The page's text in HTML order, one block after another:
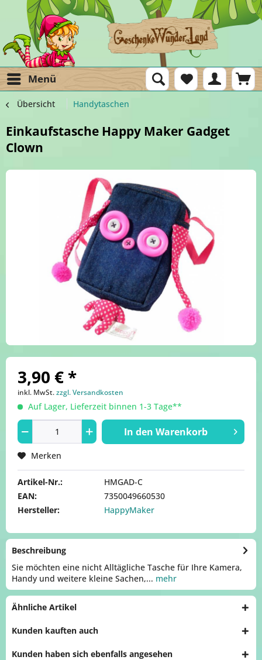
Menü
Übersicht Handytaschen
Einkaufstasche Happy Maker Gadget
Clown
3,90 € *
inkl. MwSt.zzgl. Versandkosten
Auf Lager, Lieferzeit binnen 1-3 Tage**
In den Warenkorb
Merken
Artikel-Nr.:
HMGAD-C
EAN:
7350049660530
Hersteller:
HappyMaker
Beschreibung
Sie möchten eine nicht Alltägliche Tasche für Ihre Kamera,
Handy und weitere kleine Sachen,... mehr
Ähnliche Artikel
Kunden kauften auch
Kunden haben sich ebenfalls angesehen